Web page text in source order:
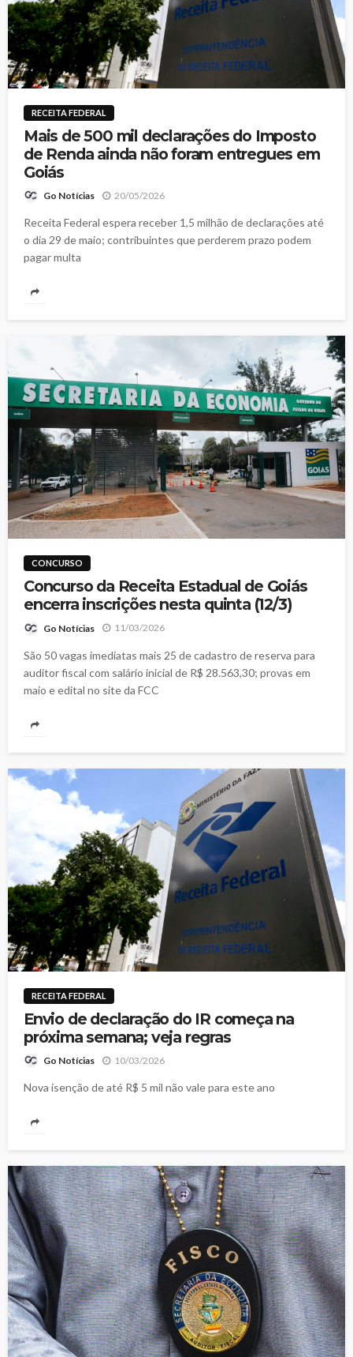
RECEITA FEDERAL
Mais de 500 mil declarações do Imposto
de Renda ainda não foram entregues em
Goiás
Go Notícias 20/05/2026
Receita Federal espera receber 1,5 milhão de declarações até
o dia 29 de maio; contribuintes que perderem prazo podem
pagar multa
CONCURSO
Concurso da Receita Estadual de Goiás
encerra inscrições nesta quinta (12/3)
Go Notícias 11/03/2026
São 50 vagas imediatas mais 25 de cadastro de reserva para
auditor fiscal com salário inicial de R$ 28.563,30; provas em
maio e edital no site da FCC
RECEITA FEDERAL
Envio de declaração do IR começa na
próxima semana; veja regras
Go Notícias 10/03/2026
Nova isenção de até R$ 5 mil não vale para este ano